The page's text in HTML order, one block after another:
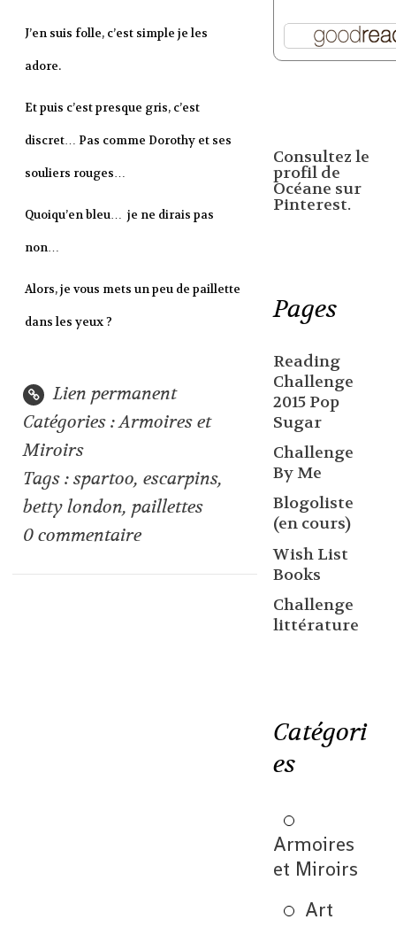
J’en suis folle, c’est simple je les
adore.
Et puis c’est presque gris, c’est
discret… Pas comme Dorothy et ses
souliers rouges…
Quoiqu’en bleu… je ne dirais pas
non…
Alors, je vous mets un peu de paillette
dans les yeux ?
Lien permanent
Catégories :Armoires et
Miroirs
Tags :spartoo,escarpins,
betty london, paillettes
0 commentaire
Consultez le
profil de
Océane sur
Pinterest.
Pages
Reading
Challenge
2015 Pop
Sugar
Challenge
By Me
Blogoliste
(en cours)
Wish List
Books
Challenge
littérature
Catégori
es
Armoires
et Miroirs
Art